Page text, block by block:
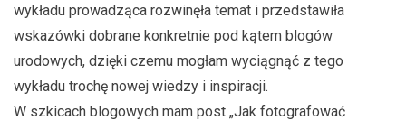
wykładu prowadząca rozwinęła temat i przedstawiła
wskazówki dobrane konkretnie pod kątem blogów
urodowych, dzięki czemu mogłam wyciągnąć z tego
wykładu trochę nowej wiedzy i inspiracji.
W szkicach blogowych mam post „Jak fotografować